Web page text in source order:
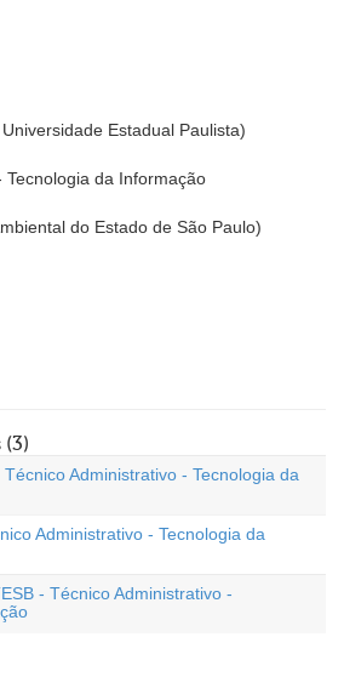
Estadual Paulista)
Tecnologia da Informação
do Estado de São Paulo)
Administrativo - Tecnologia da
Administrativo - Tecnologia da
- Técnico Administrativo -